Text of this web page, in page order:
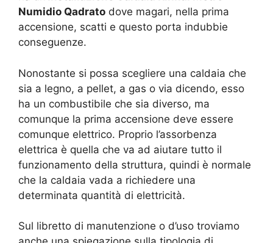
Numidio Qadrato dove magari, nella prima
accensione, scatti e questo porta indubbie
conseguenze.
Nonostante si possa scegliere una caldaia che
sia a legno, a pellet, a gas o via dicendo, esso
ha un combustibile che sia diverso, ma
comunque la prima accensione deve essere
comunque elettrico. Proprio l’assorbenza
elettrica è quella che va ad aiutare tutto il
funzionamento della struttura, quindi è normale
che la caldaia vada a richiedere una
determinata quantità di elettricità.
Sul libretto di manutenzione o d’uso troviamo